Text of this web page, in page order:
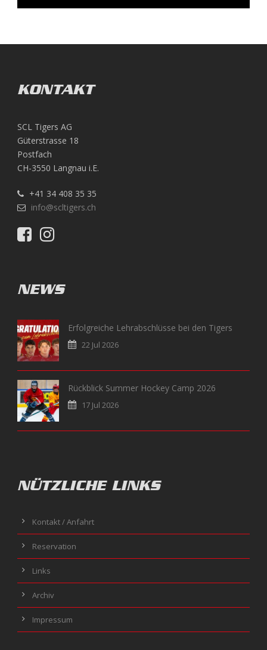
KONTAKT
SCL Tigers AG
Güterstrasse 18
Postfach
CH-3550 Langnau i.E.
+41 34 408 35 35
info@scltigers.ch
NEWS
Erfolgreiche Lehrabschlüsse bei den Tigers
22 Jul 2026
Rückblick Summer Hockey Camp 2026
17 Jul 2026
NÜTZLICHE LINKS
Kontakt / Anfahrt
Reservation
Links
Archiv
Impressum